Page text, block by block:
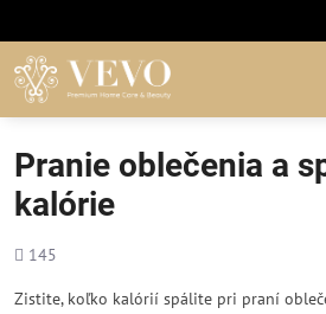
Pranie oblečenia a
kalórie
Počet
145
Zistite, koľko kalórií spálite pri praní